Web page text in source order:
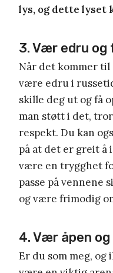
lys, og dette lyset
3. Vær edru og
Når det kommer til
være edru i
skille deg ut og få
man støtt i det,
respekt. Du kan
på at det er greit å
være en trygghet
passe på vennene
og være frimodig
4. Vær åpen
Er du som meg, og